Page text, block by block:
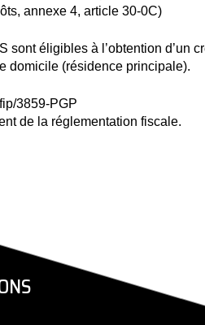
annexe 4, article 30-0C)
sont éligibles à l’obtention d’un
domicile (résidence principale).
3859-PGP
de la réglementation fiscale.